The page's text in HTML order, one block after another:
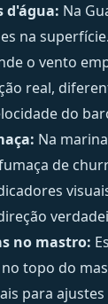
d'água: Na
na
o vento
real,
do
Na
de
no mastro:
no topo do
para